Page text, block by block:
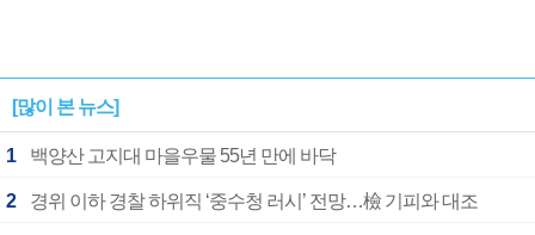
[많이 본 뉴스]
1 백양산 고지대 마을우물 55년 만에 바닥
2 경위 이하 경찰 하위직 ‘중수청 러시’ 전망…檢 기피와 대조